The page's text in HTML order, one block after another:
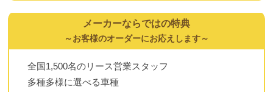
メーカーならではの特典
～お客様のオーダーにお応えします～
全国1,500名のリース営業スタッフ
多種多様に選べる車種